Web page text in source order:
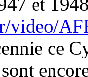
video/
ce